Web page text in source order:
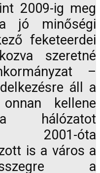
2009-ig meg
jó minőségi
feketeerdei
szeretné
–
áll a
kellene
hálózatot
2001-óta
is a város a
a